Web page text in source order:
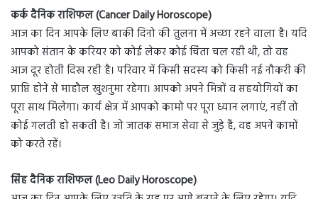
कर्क दैनिक राशिफल (Cancer Daily Horoscope)
आज का दिन आपके लिए बाकी दिनो की तुलना में अच्छा रहने वाला है। यदि
आपको संतान के करियर को कोई लेकर कोई चिंता चल रही थी, तो वह
आज दूर होती दिख रही है। परिवार में किसी सदस्य को किसी नई नौकरी की
प्राप्ति होने से माहौल खुशनुमा रहेगा। आपको अपने मित्रों व सहयोगियों का
पूरा साथ मिलेगा। कार्य क्षेत्र में आपको कामो पर पूरा ध्यान लगाएं, नहीं तो
कोई गलती हो सकती है। जो जातक समाज सेवा से जुड़े हैं, वह अपने कामों
को करते रहें।
सिंह दैनिक राशिफल (Leo Daily Horoscope)